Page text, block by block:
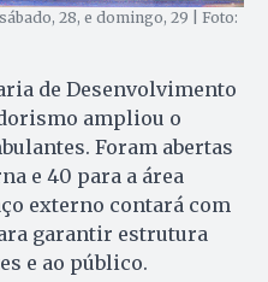
28, e domingo, 29 | Foto:
de Desenvolvimento
ampliou o
Foram abertas
e 40 para a área
externo contará com
garantir estrutura
e ao público.